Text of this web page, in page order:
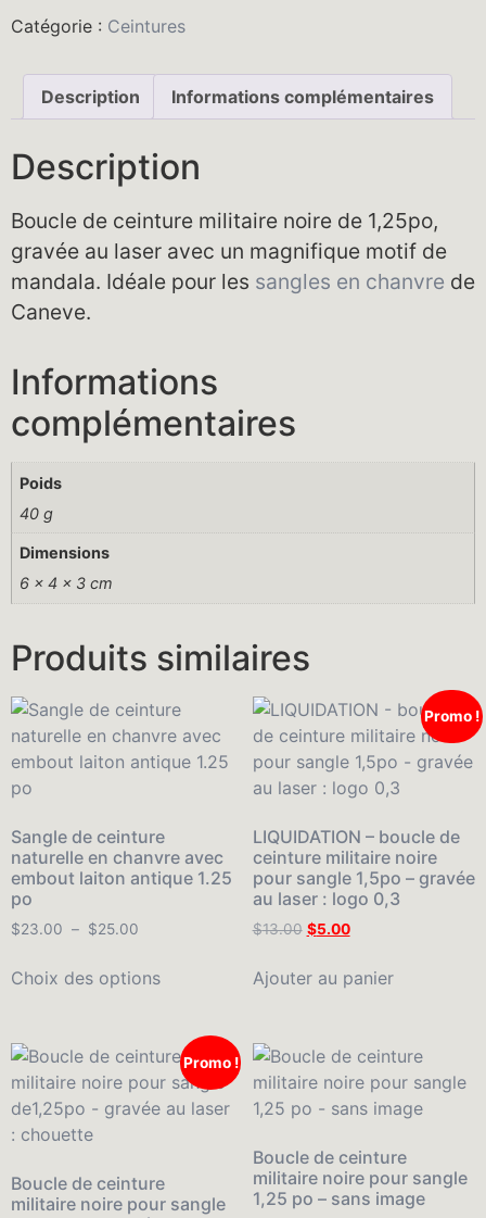
Catégorie : Ceintures
Description Informations complémentaires
Description
Boucle de ceinture militaire noire de 1,25po,
gravée au laser avec un magnifique motif de
mandala. Idéale pour les sangles en chanvre de
Caneve.
Informations
complémentaires
Poids
40 g
Dimensions
6 × 4 × 3 cm
Produits similaires
Sangle de ceinture
naturelle en chanvre avec
embout laiton antique 1.25
po
$23.00 – $25.00
Choix des options
Promo !
LIQUIDATION – boucle de
ceinture militaire noire
pour sangle 1,5po – gravée
au laser : logo 0,3
$13.00 $5.00
Ajouter au panier
Promo !
Boucle de ceinture
militaire noire pour sangle
Boucle de ceinture
militaire noire pour sangle
1,25 po – sans image